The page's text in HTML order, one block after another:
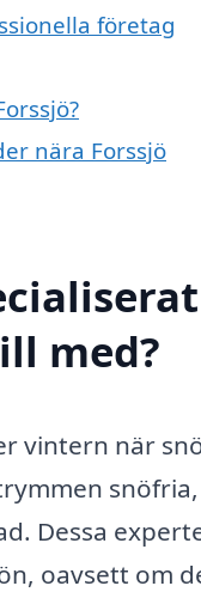
företag
nära Forssjö
med?
vintern när
Dessa
oavsett om